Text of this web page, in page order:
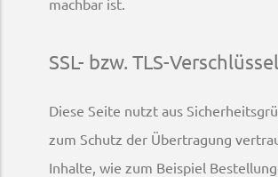
machbar ist.
SSL- bzw. TLS-
Diese Seite nutzt aus
zum Schutz der Übertragung
Inhalte, wie zum Beispiel